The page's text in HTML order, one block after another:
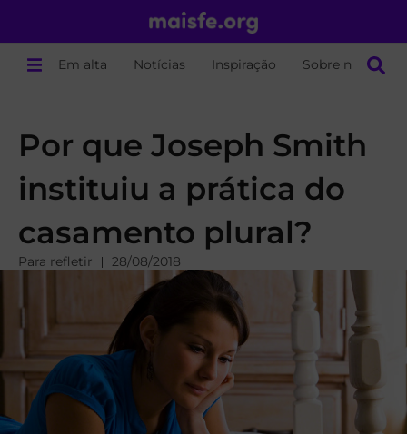
Em alta Notícias Inspiração Sobre nós
Por que Joseph Smith
instituiu a prática do
casamento plural?
Para refletir 28/08/2018